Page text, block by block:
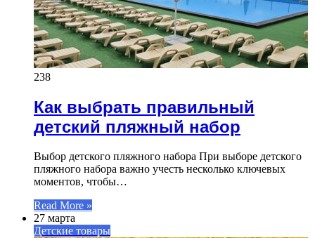
238
Как выбрать правильный
детский пляжный набор
Выбор детского пляжного набора При выборе детского
пляжного набора важно учесть несколько ключевых
моментов, чтобы…
Read More »
27 марта
Детские товары